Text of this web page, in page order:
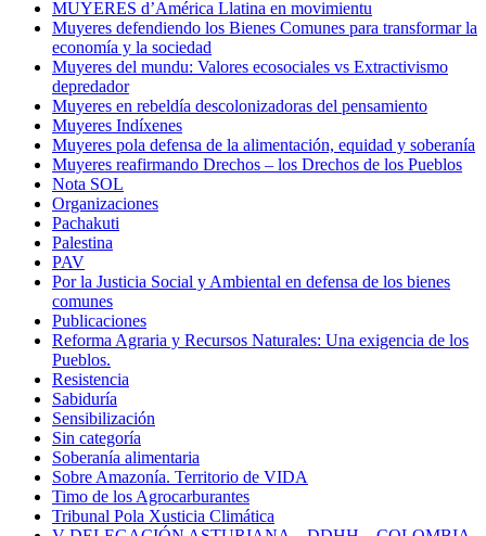
MUYERES d’América Llatina en movimientu
Muyeres defendiendo los Bienes Comunes para transformar la
economía y la sociedad
Muyeres del mundu: Valores ecosociales vs Extractivismo
depredador
Muyeres en rebeldía descolonizadoras del pensamiento
Muyeres Indíxenes
Muyeres pola defensa de la alimentación, equidad y soberanía
Muyeres reafirmando Drechos – los Drechos de los Pueblos
Nota SOL
Organizaciones
Pachakuti
Palestina
PAV
Por la Justicia Social y Ambiental en defensa de los bienes
comunes
Publicaciones
Reforma Agraria y Recursos Naturales: Una exigencia de los
Pueblos.
Resistencia
Sabiduría
Sensibilización
Sin categoría
Soberanía alimentaria
Sobre Amazonía. Territorio de VIDA
Timo de los Agrocarburantes
Tribunal Pola Xusticia Climática